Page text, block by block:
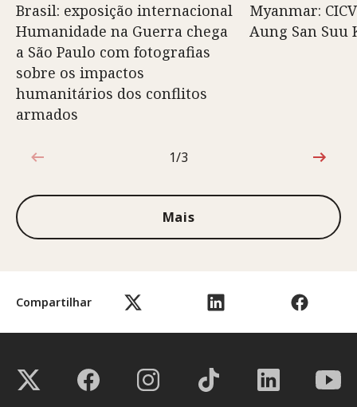
Compartilhar
Brasil: exposição internacional
Humanidade na Guerra chega
a São Paulo com fotografias
sobre os impactos
humanitários dos conflitos
armados
Myanmar:
Aung San Suu
1 de 3
1/3
Mais